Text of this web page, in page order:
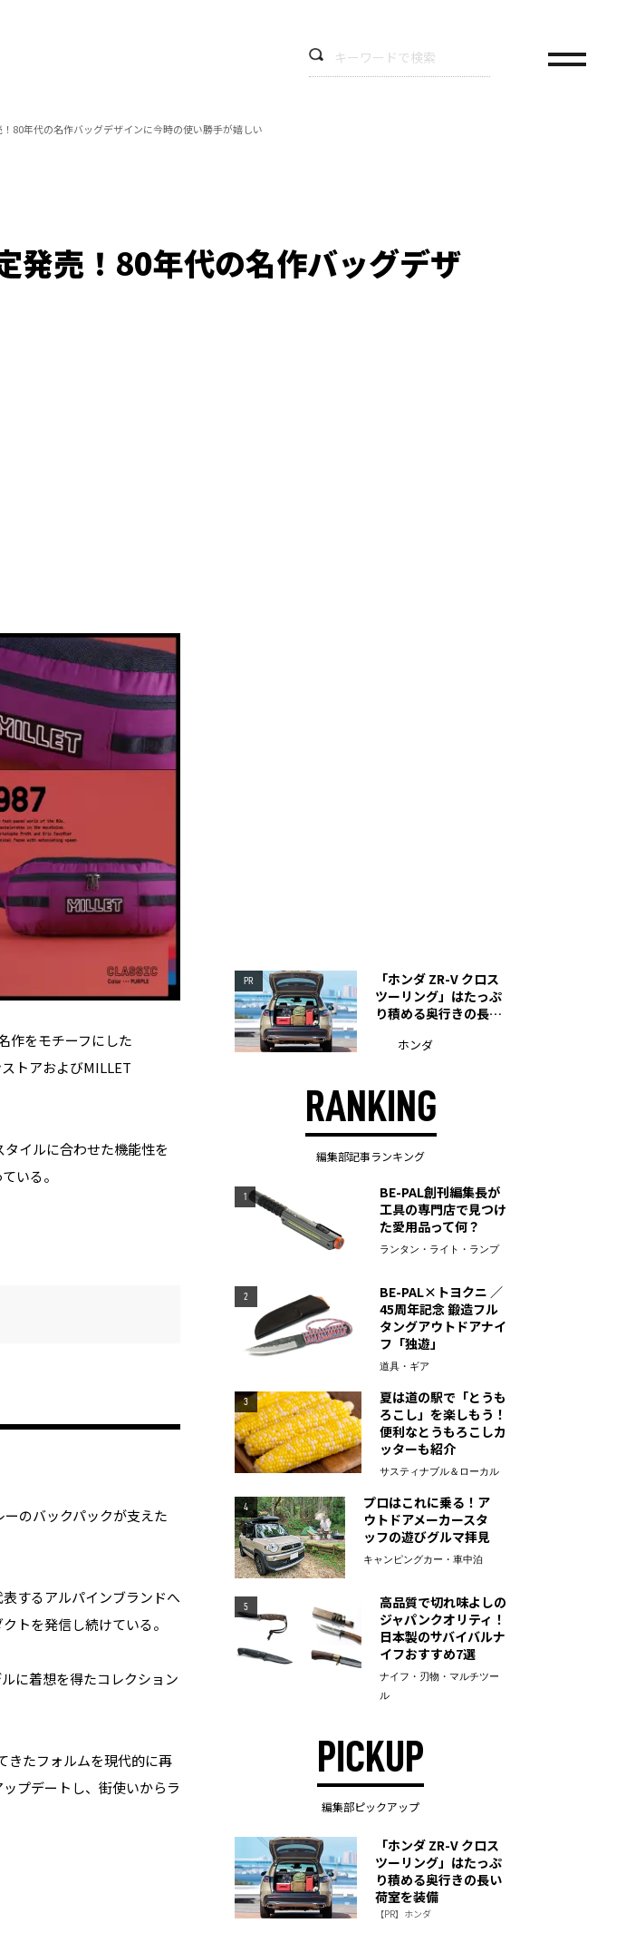
！80年代の名作バッグデザインに今時の使い勝手が嬉しい
発売！80年代の名作バッグデザ
作をモチーフにした
トアおよびMILLET
イルに合わせた機能性を
いる。
のバックパックが支えた
するアルパインブランドへ
トを発信し続けている。
に着想を得たコレクション
きたフォルムを現代的に再
プデートし、街使いからラ
PR
「ホンダ ZR-V クロス
ツーリング」はたっぷ
り積める奥行きの長い
ホンダ
RANKING
編集部記事ランキング
1
BE-PAL創刊編集長が
工具の専門店で見つけ
た愛用品って何？
ランタン・ライト・ランプ
2
BE-PAL×トヨクニ ／
45周年記念 鍛造フル
タングアウトドアナイ
フ「独遊」
道具・ギア
3
夏は道の駅で「とうも
ろこし」を楽しもう！
便利なとうもろこしカ
ッターも紹介
サスティナブル＆ローカル
4
プロはこれに乗る！ア
ウトドアメーカースタ
ッフの遊びグルマ拝見
キャンピングカー・車中泊
5
高品質で切れ味よしの
ジャパンクオリティ！
日本製のサバイバルナ
イフおすすめ7選
ナイフ・刃物・マルチツー
ル
PICKUP
編集部ピックアップ
「ホンダ ZR-V クロス
ツーリング」はたっぷ
り積める奥行きの長い
荷室を装備
【PR】ホンダ